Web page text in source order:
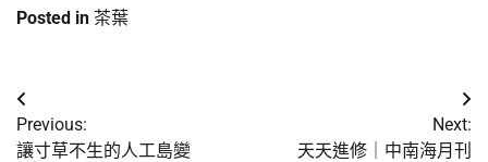
Posted in 茶葉
文
章
Previous:
讓寸草不生的人工島變
Next:
天天進修｜中南海月刊